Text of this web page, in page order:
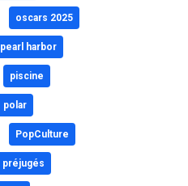
oscars 2025
pearl harbor
piscine
polar
PopCulture
préjugés